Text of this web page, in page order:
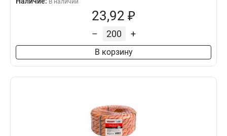
В наличии
23,92 ₽
– +
В корзину